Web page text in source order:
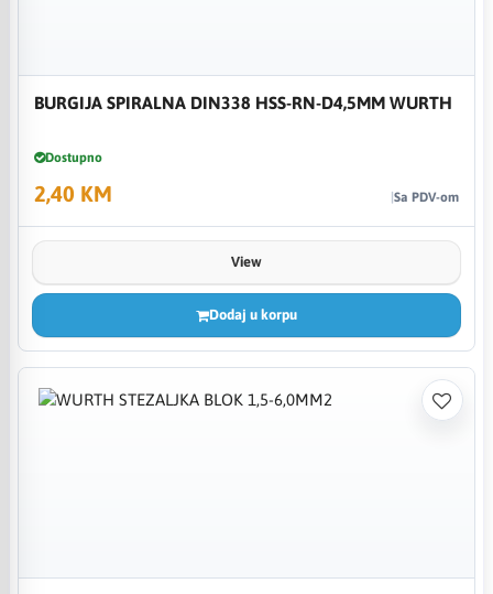
BURGIJA SPIRALNA DIN338 HSS-RN-D4,5MM WURTH
Dostupno
2,40 KM Sa PDV-om
View
Dodaj u korpu